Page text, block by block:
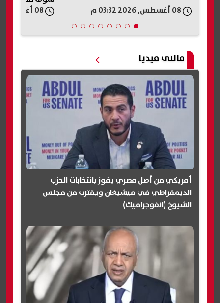
مالتى ميديا
أمريكي من أصل مصري يفوز بانتخابات الحزب
الديمقراطي في ميشيغان ويقترب من مجلس
الشيوخ (انفوجرافيك)